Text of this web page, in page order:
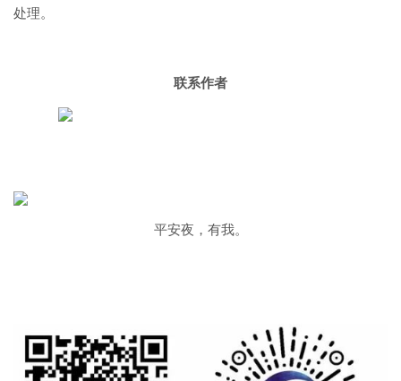
处理。
联系作者
平安夜，有我。